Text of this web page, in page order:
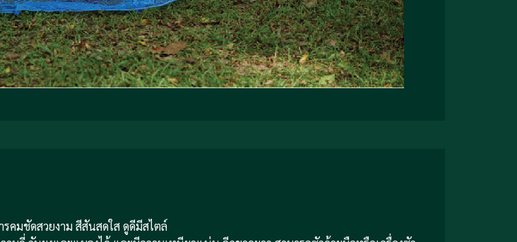
มชัดสวยงาม สีสันสดใส ดูดีมีสไตล์